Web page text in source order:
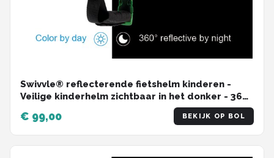
Swivvle® reflecterende fietshelm kinderen -
Veilige kinderhelm zichtbaar in het donker - 360°
reflector helm in Ocean Blue - maat S (51-54 cm)
- model Spica
€ 99,00 BEKIJK OP BOL